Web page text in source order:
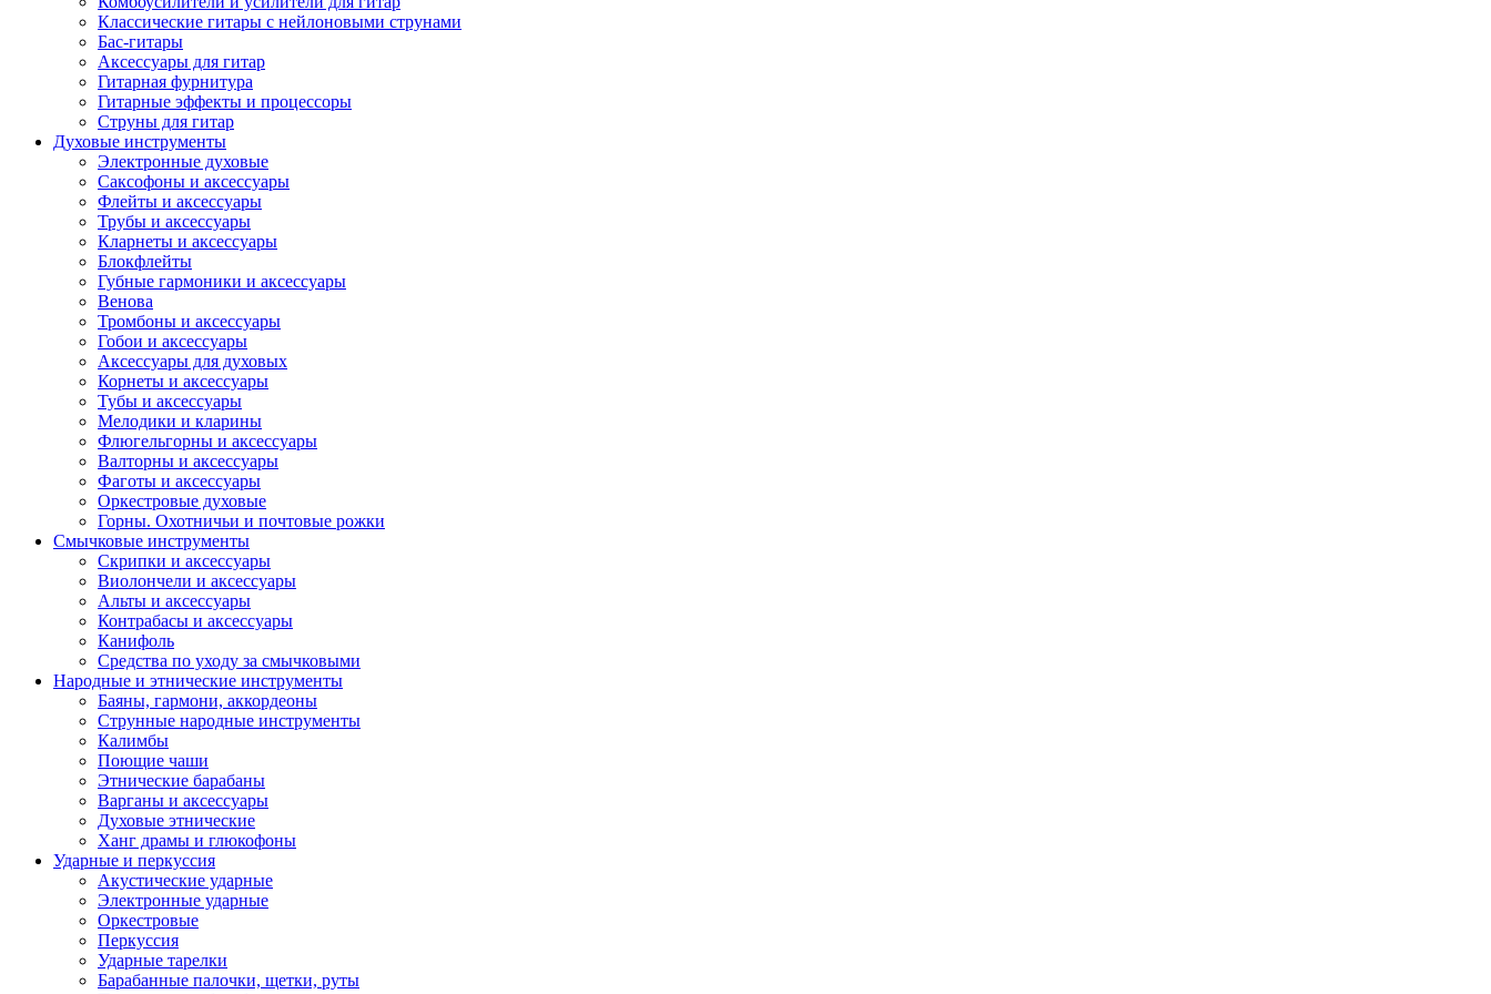
Классические гитары с нейлоновыми струнами
Бас-гитары
Аксессуары для гитар
Гитарная фурнитура
Гитарные эффекты и процессоры
Струны для гитар
Духовые инструменты
Электронные духовые
Саксофоны и аксессуары
Флейты и аксессуары
Трубы и аксессуары
Кларнеты и аксессуары
Блокфлейты
Губные гармоники и аксессуары
Венова
Тромбоны и аксессуары
Гобои и аксессуары
Аксессуары для духовых
Корнеты и аксессуары
Тубы и аксессуары
Мелодики и кларины
Флюгельгорны и аксессуары
Валторны и аксессуары
Фаготы и аксессуары
Оркестровые духовые
Горны. Охотничьи и почтовые рожки
Смычковые инструменты
Скрипки и аксессуары
Виолончели и аксессуары
Альты и аксессуары
Контрабасы и аксессуары
Канифоль
Средства по уходу за смычковыми
Народные и этнические инструменты
Баяны, гармони, аккордеоны
Струнные народные инструменты
Калимбы
Поющие чаши
Этнические барабаны
Варганы и аксессуары
Духовые этнические
Ханг драмы и глюкофоны
Ударные и перкуссия
Акустические ударные
Электронные ударные
Оркестровые
Перкуссия
Ударные тарелки
Барабанные палочки, щетки, руты